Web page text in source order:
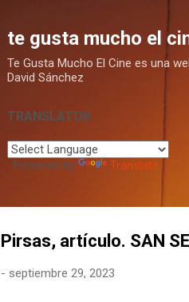
te gusta mucho el
Te Gusta Mucho El Cine es una
David Sánchez
TRANSLATOR
Powered by Translate
Pirsas, artículo. SAN
- septiembre 29, 2023